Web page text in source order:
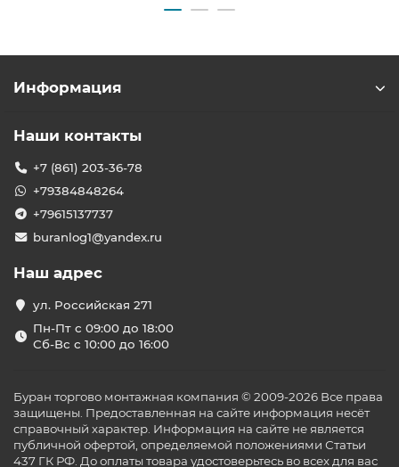
Информация
Наши контакты
+7 (861) 203-36-78
+79384848264
+79615137737
buranlog1@yandex.ru
Наш адрес
ул. Российская 271
Пн-Пт с 09:00 до 18:00
Сб-Вс с 10:00 до 16:00
Буран торгово монтажная компания © 2009-2026 Все права
защищены. Предоставленная на сайте информация несёт
справочный характер. Информация на сайте не является
публичной офертой, определяемой положениями Статьи
437 ГК РФ. До оплаты товара удостоверьтесь во всех для вас